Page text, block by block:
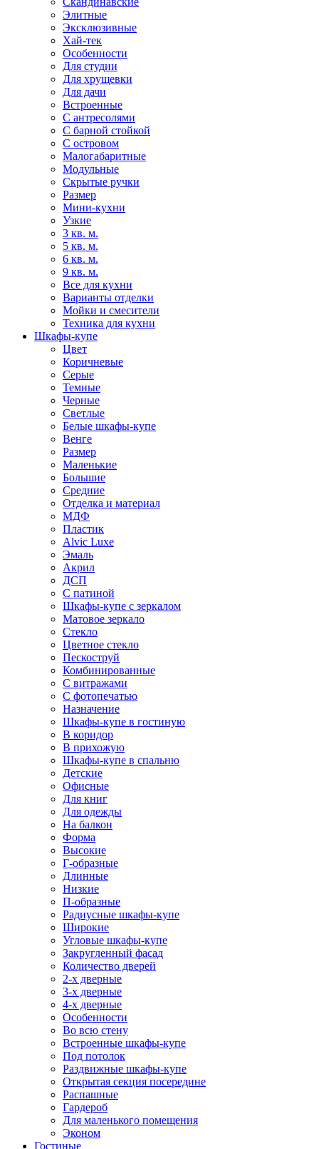
Элитные
Эксклюзивные
Хай-тек
Особенности
Для студии
Для хрущевки
Для дачи
Встроенные
С антресолями
С барной стойкой
С островом
Малогабаритные
Модульные
Скрытые ручки
Размер
Мини-кухни
Узкие
3 кв. м.
5 кв. м.
6 кв. м.
9 кв. м.
Все для кухни
Варианты отделки
Мойки и смесители
Техника для кухни
Шкафы-купе
Цвет
Коричневые
Серые
Темные
Черные
Светлые
Белые шкафы-купе
Венге
Размер
Маленькие
Большие
Средние
Отделка и материал
МДФ
Пластик
Alvic Luxe
Эмаль
Акрил
ДСП
С патиной
Шкафы-купе с зеркалом
Матовое зеркало
Стекло
Цветное стекло
Пескоструй
Комбинированные
С витражами
С фотопечатью
Назначение
Шкафы-купе в гостиную
В коридор
В прихожую
Шкафы-купе в спальню
Детские
Офисные
Для книг
Для одежды
На балкон
Форма
Высокие
Г-образные
Длинные
Низкие
П-образные
Радиусные шкафы-купе
Широкие
Угловые шкафы-купе
Закругленный фасад
Количество дверей
2-х дверные
3-х дверные
4-х дверные
Особенности
Во всю стену
Встроенные шкафы-купе
Под потолок
Раздвижные шкафы-купе
Открытая секция посередине
Распашные
Гардероб
Для маленького помещения
Эконом
Гостиные